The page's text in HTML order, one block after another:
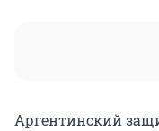
Аргентинский